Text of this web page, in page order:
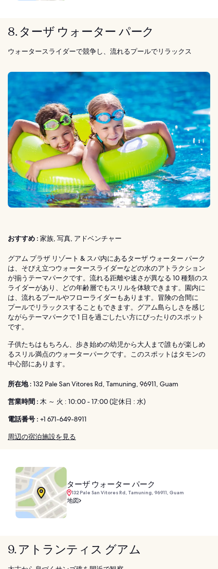
8. ターザ ウォーター パーク
ウォータースライダーで競争し、流れるプールでリラックス
おすすめ : 家族, 写真, アドベンチャー
グアム プラザ リゾート & スパ内にあるターザ ウォーター パーク
は、そびえ立つウォータースライダーなどの水のアトラクション
が揃うテーマパークです。流れる距離や速さが異なる 10 種類のス
ライダーがあり、どの年齢層でもスリルを体験できます。園内に
は、流れるプールやフローライダーもあります。冒険の合間に
プールでリラックスすることもできます。グアム島らしさを感じ
ながらテーマパークで 1 日を過ごしたい方にぴったりのスポット
です。
子供たちはもちろん、歩き始めの幼児から大人まで誰もが楽しめ
るスリル満点のウォーターパークです。このスポットはタモンの
中心部にあります。
所在地 : 132 Pale San Vitores Rd, Tamuning, 96911, Guam
営業時間 : 木 ～ 火 : 10:00 - 17:00 (定休日 : 水)
電話番号 : +1 671-649-8911
周辺の宿泊施設を見る
ターザ ウォーター パーク
132 Pale San Vitores Rd, Tamuning, 96911, Guam
地図
9. アトランティス グアム